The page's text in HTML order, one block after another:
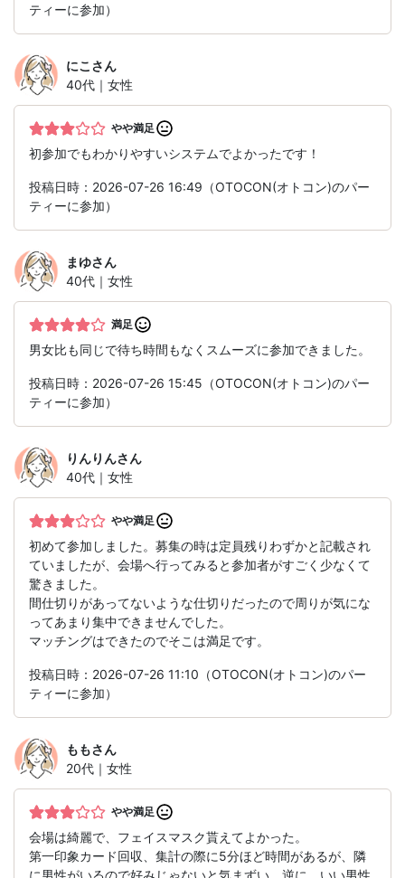
ティーに参加）
にこ さん
40代｜女性
やや満足
初参加でもわかりやすいシステムでよかったです！
投稿日時：2026-07-26 16:49（OTOCON(オトコン)のパー
ティーに参加）
まゆさん
40代｜女性
満足
男女比も同じで待ち時間もなくスムーズに参加できました。
投稿日時：2026-07-26 15:45（OTOCON(オトコン)のパー
ティーに参加）
りんりんさん
40代｜女性
やや満足
初めて参加しました。募集の時は定員残りわずかと記載され
ていましたが、会場へ行ってみると参加者がすごく少なくて
驚きました。
間仕切りがあってないような仕切りだったので周りが気にな
ってあまり集中できませんでした。
マッチングはできたのでそこは満足です。
投稿日時：2026-07-26 11:10（OTOCON(オトコン)のパー
ティーに参加）
ももさん
20代｜女性
やや満足
会場は綺麗で、フェイスマスク貰えてよかった。
第一印象カード回収、集計の際に5分ほど時間があるが、隣